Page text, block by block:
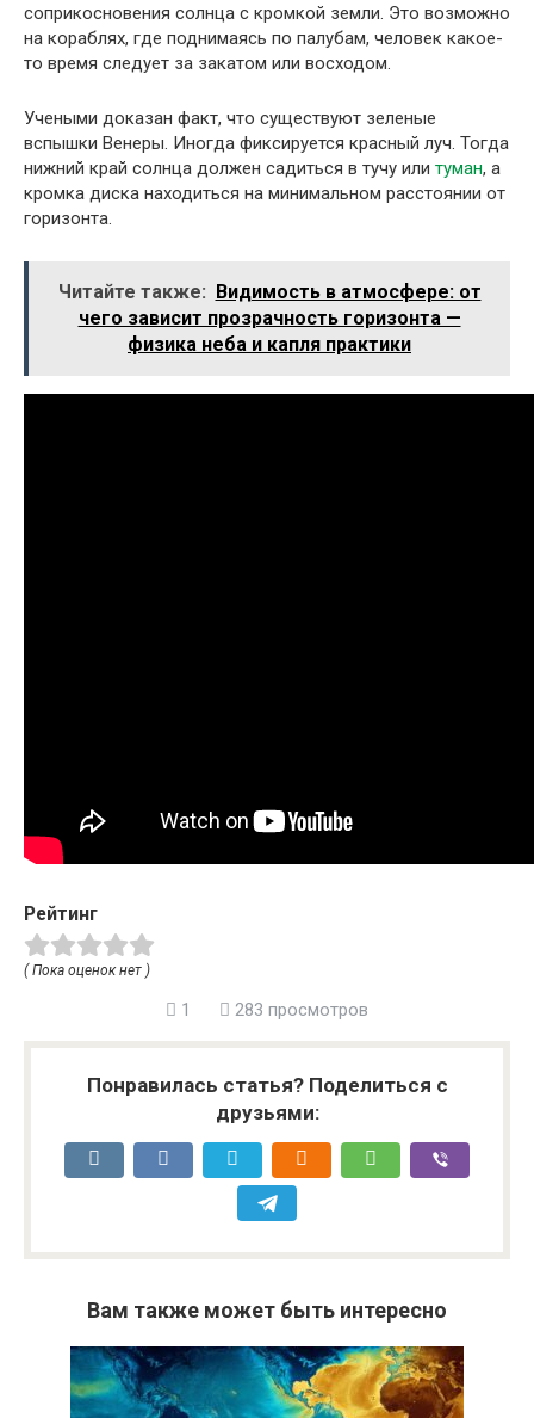
соприкосновения солнца с кромкой земли. Это возможно
на кораблях, где поднимаясь по палубам, человек какое-
то время следует за закатом или восходом.
Учеными доказан факт, что существуют зеленые
вспышки Венеры. Иногда фиксируется красный луч. Тогда
нижний край солнца должен садиться в тучу или туман, а
кромка диска находиться на минимальном расстоянии от
горизонта.
Читайте также: Видимость в атмосфере: от
чего зависит прозрачность горизонта —
физика неба и капля практики
Рейтинг
( Пока оценок нет )
1 283 просмотров
Понравилась статья? Поделиться с
друзьями:
Вам также может быть интересно